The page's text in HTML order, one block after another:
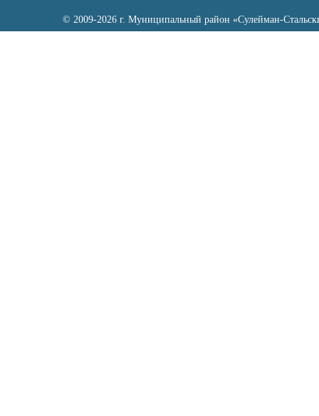
© 2009-2026 г. Муниципальный район «Сулейман-